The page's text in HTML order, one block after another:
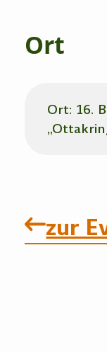
Ort
Ort: 16.
zur